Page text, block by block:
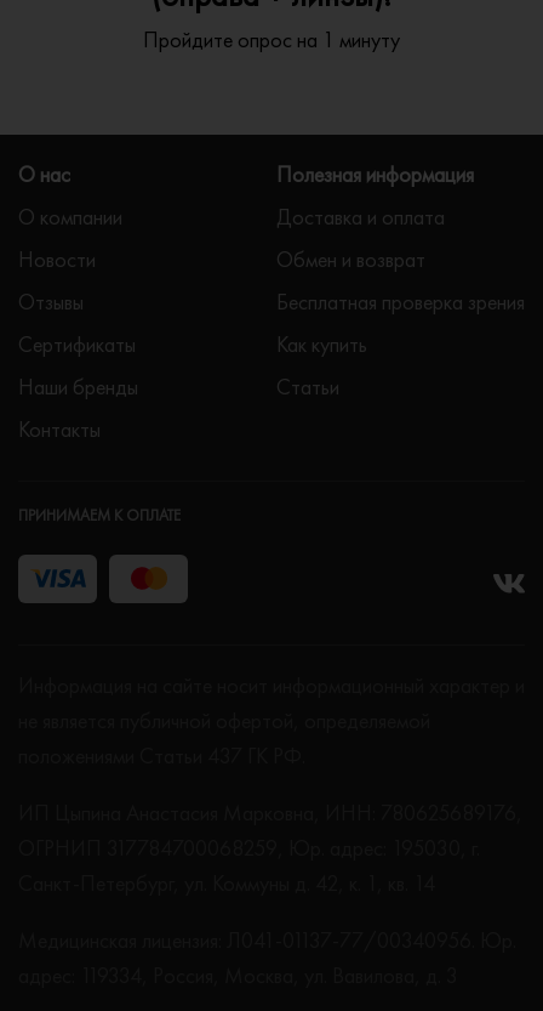
Пройдите опрос на 1 минуту
О нас
О компании
Новости
Отзывы
Сертификаты
Наши бренды
Контакты
Полезная информация
Доставка и оплата
Обмен и возврат
Бесплатная проверка зрения
Как купить
Статьи
ПРИНИМАЕМ К ОПЛАТЕ